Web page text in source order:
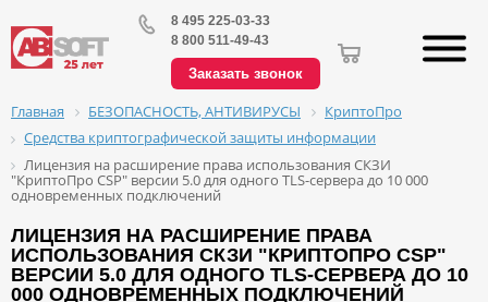
8 495 225-03-33
8 800 511-49-43
Заказать звонок
Главная БЕЗОПАСНОСТЬ, АНТИВИРУСЫ
КриптоПро
Средства криптографической защиты информации
Лицензия на расширение права использования СКЗИ
"КриптоПро CSP" версии 5.0 для одного TLS-сервера до 10 000
одновременных подключений
ЛИЦЕНЗИЯ НА РАСШИРЕНИЕ ПРАВА
ИСПОЛЬЗОВАНИЯ СКЗИ "КРИПТОПРО CSP"
ВЕРСИИ 5.0 ДЛЯ ОДНОГО TLS-СЕРВЕРА ДО 10
000 ОДНОВРЕМЕННЫХ ПОДКЛЮЧЕНИЙ